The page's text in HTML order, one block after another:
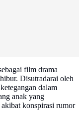
film drama
Disutradarai oleh
dalam
anak yang
konspirasi rumor